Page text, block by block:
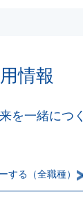
情報
を一緒につ
する（全職種）